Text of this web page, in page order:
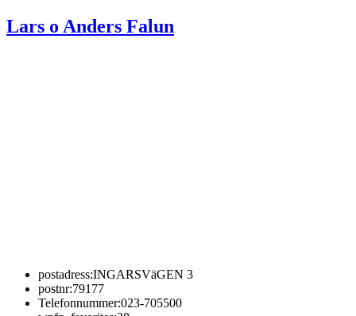
Lars o Anders Falun
postadress:INGARSVäGEN 3
postnr:79177
Telefonnummer:023-705500